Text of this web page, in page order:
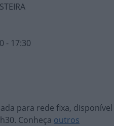
- 17:30
para rede fixa, disponível
Conheça outros